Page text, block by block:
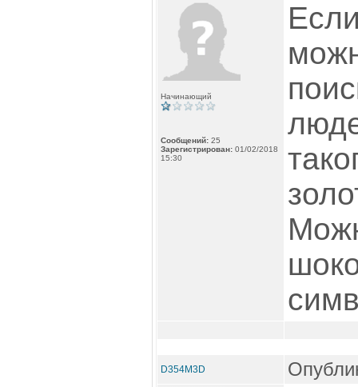
Начинающий
Сообщений: 25
Зарегистрирован: 01/02/2018
15:30
D354M3D